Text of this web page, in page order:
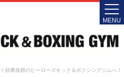
効果抜群のヒーローズキック＆ボクシングジムへ！
MENU